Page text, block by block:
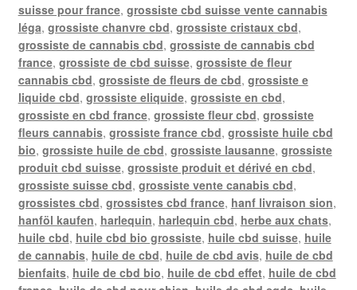
suisse pour france, grossiste cbd suisse vente cannabis
léga, grossiste chanvre cbd, grossiste cristaux cbd,
grossiste de cannabis cbd, grossiste de cannabis cbd
france, grossiste de cbd suisse, grossiste de fleur
cannabis cbd, grossiste de fleurs de cbd, grossiste e
liquide cbd, grossiste eliquide, grossiste en cbd,
grossiste en cbd france, grossiste fleur cbd, grossiste
fleurs cannabis, grossiste france cbd, grossiste huile cbd
bio, grossiste huile de cbd, grossiste lausanne, grossiste
produit cbd suisse, grossiste produit et dérivé en cbd,
grossiste suisse cbd, grossiste vente canabis cbd,
grossistes cbd, grossistes cbd france, hanf livraison sion,
hanföl kaufen, harlequin, harlequin cbd, herbe aux chats,
huile cbd, huile cbd bio grossiste, huile cbd suisse, huile
de cannabis, huile de cbd, huile de cbd avis, huile de cbd
bienfaits, huile de cbd bio, huile de cbd effet, huile de cbd